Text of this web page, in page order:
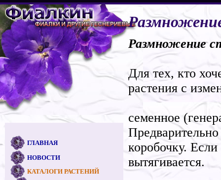
ГЛАВНАЯ
НОВОСТИ
КАТАЛОГИ РАСТЕНИЙ
Размножение
Для тех, кто
растения с
семенное
коробочку.
вытягивается.